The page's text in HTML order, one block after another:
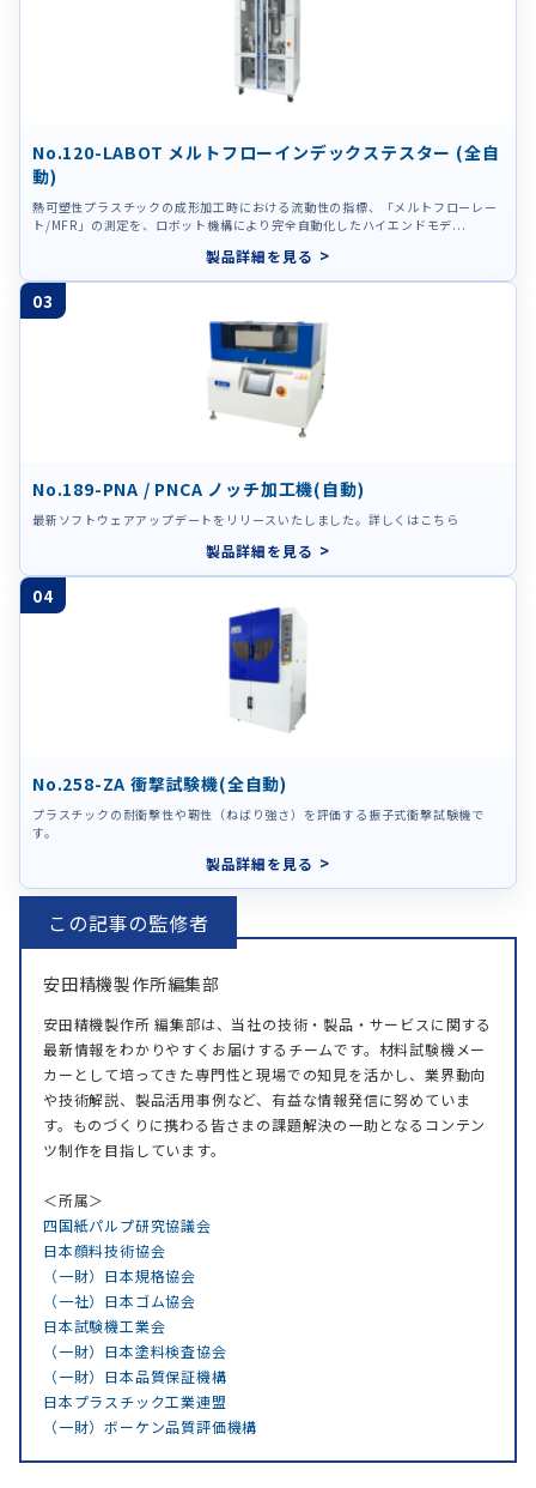
No.120-LABOT メルトフローインデックステスター (全自
動)
熱可塑性プラスチックの成形加工時における流動性の指標、「メルトフローレー
ト/MFR」の測定を、ロボット機構により完全自動化したハイエンドモデ...
製品詳細を見る
03
No.189-PNA / PNCA ノッチ加工機(自動)
最新ソフトウェアアップデートをリリースいたしました。詳しくはこちら
製品詳細を見る
04
No.258-ZA 衝撃試験機(全自動)
プラスチックの耐衝撃性や靭性（ねばり強さ）を評価する振子式衝撃試験機で
す。
製品詳細を見る
安田精機製作所編集部
安田精機製作所 編集部は、当社の技術・製品・サービスに関する
最新情報をわかりやすくお届けするチームです。材料試験機メー
カーとして培ってきた専門性と現場での知見を活かし、業界動向
や技術解説、製品活用事例など、有益な情報発信に努めていま
す。ものづくりに携わる皆さまの課題解決の一助となるコンテン
ツ制作を目指しています。
＜所属＞
四国紙パルプ研究協議会
日本顔料技術協会
（一財）日本規格協会
（一社）日本ゴム協会
日本試験機工業会
（一財）日本塗料検査協会
（一財）日本品質保証機構
日本プラスチック工業連盟
（一財）ボーケン品質評価機構